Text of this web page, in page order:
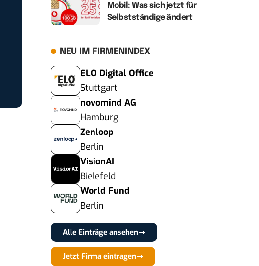
Mobil: Was sich jetzt für
Selbstständige ändert
NEU IM FIRMENINDEX
ELO Digital Office
Stuttgart
novomind AG
Hamburg
Zenloop
Berlin
VisionAI
Bielefeld
World Fund
Berlin
Alle Einträge ansehen
Jetzt Firma eintragen